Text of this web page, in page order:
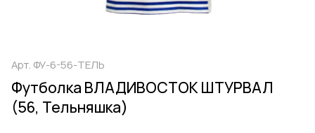
Арт. ФУ-6-56-ТЕЛЬ
Футболка ВЛАДИВОСТОК ШТУРВАЛ
(56, Тельняшка)